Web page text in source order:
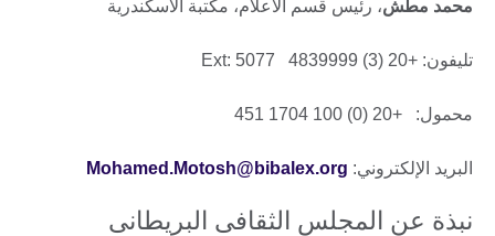
محمد مطش، رئيس قسم الاعلام، مكتبة الاسكندرية
تليفون: +20 (3) 4839999 Ext: 5077
محمول: +20 (0) 100 1704 451
البريد الإلكتروني: Mohamed.Motosh@bibalex.org
نبذة عن المجلس الثقافى البريطانى